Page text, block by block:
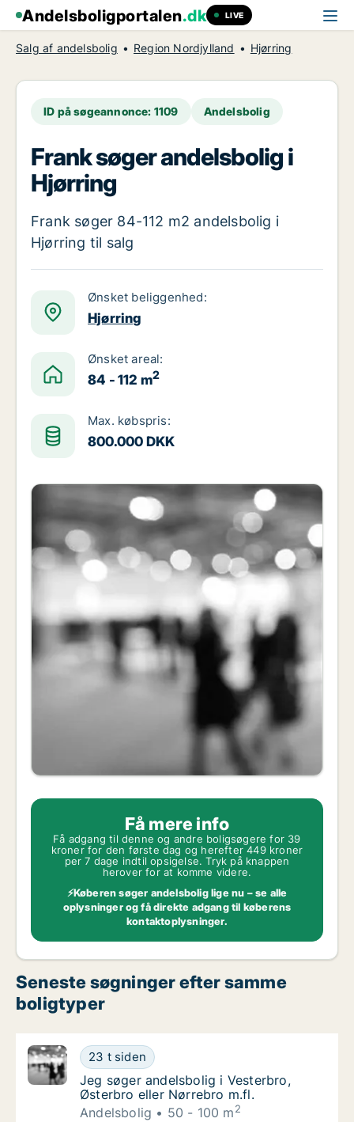
Andelsboligportalen.dk LIVE
Salg af andelsbolig Region Nordjylland Hjørring
ID på søgeannonce: 1109 Andelsbolig
Frank søger andelsbolig i
Hjørring
Frank søger 84-112 m2 andelsbolig i
Hjørring til salg
Ønsket beliggenhed:
Hjørring
Ønsket areal:
84 - 112 m2
Max. købspris:
800.000 DKK
Få mere info
Få adgang til denne og andre boligsøgere for 39
kroner for den første dag og herefter 449 kroner
per 7 dage indtil opsigelse. Tryk på knappen
herover for at komme videre.
⚡Køberen søger andelsbolig lige nu – se alle
oplysninger og få direkte adgang til køberens
kontaktoplysninger.
Seneste søgninger efter samme
boligtyper
Jeg søger andelsbolig i Vesterbro, Østerbro
23 t siden
Jeg søger andelsbolig i Vesterbro, Østerbro
Jeg søger andelsbolig i Vesterbro,
Østerbro eller Nørrebro m.fl.
Andelsbolig
50 - 100 m2